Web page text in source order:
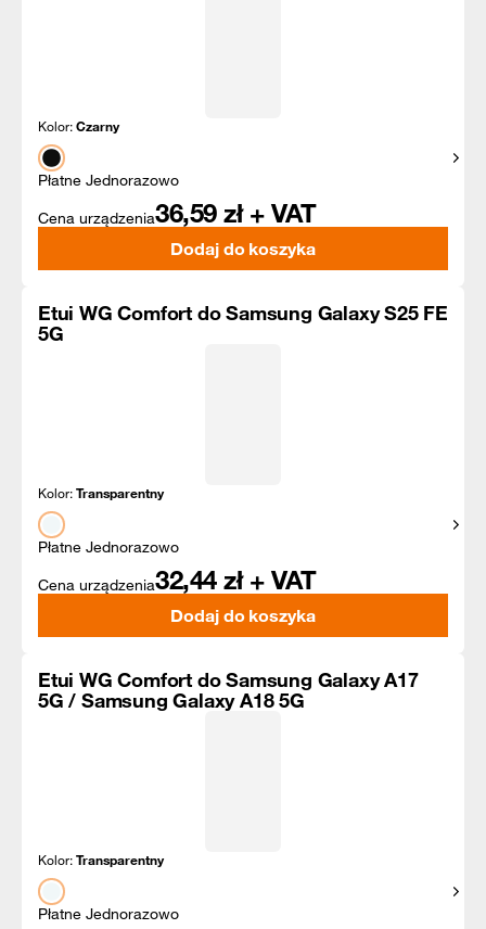
Kolor:Czarny
Płatne Jednorazowo
Cena urządzenia36,59 zł + VAT
Dodaj do koszyka
Etui WG Comfort do Samsung Galaxy S25 FE
5G
Kolor:Transparentny
Płatne Jednorazowo
Cena urządzenia32,44 zł + VAT
Dodaj do koszyka
Etui WG Comfort do Samsung Galaxy A17
5G / Samsung Galaxy A18 5G
Kolor:Transparentny
Płatne Jednorazowo